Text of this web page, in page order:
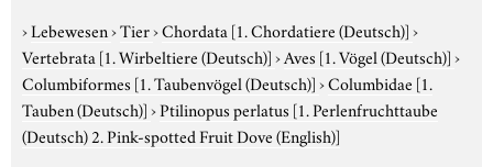
›Lebewesen›Tier›Chordata [1. Chordatiere (Deutsch)]›
Vertebrata [1. Wirbeltiere (Deutsch)]›Aves [1. Vögel (Deutsch)]›
Columbiformes [1. Taubenvögel (Deutsch)]›Columbidae [1.
Tauben (Deutsch)]›Ptilinopus perlatus [1. Perlenfruchttaube
(Deutsch) 2. Pink-spotted Fruit Dove (English)]